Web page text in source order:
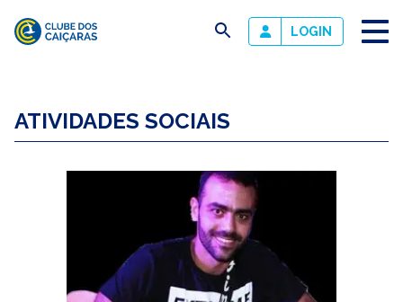
Caiçaras
busca LOGIN
ATIVIDADES SOCIAIS